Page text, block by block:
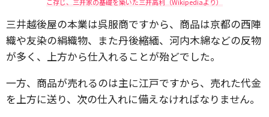
三井越後屋の本業は呉服商ですから、商品は京都の西陣
織や友染の絹織物、また丹後縮緬、河内木綿などの反物
が多く、上方から仕入れることが殆どでした。
一方、商品が売れるのは主に江戸ですから、売れた代金
を上方に送り、次の仕入れに備えなければなりません。